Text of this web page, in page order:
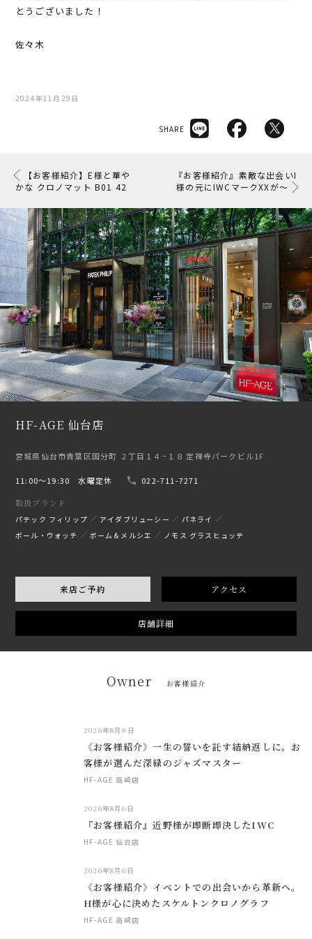
とうございました！
佐々木
2024年11月29日
SHARE
【お客様紹介】E様と華や
かな クロノマット B01 42
『お客様紹介』素敵な出会いI
様の元にIWCマークXXが～
HF-AGE 仙台店
宮城県仙台市青葉区国分町 ２丁目１４−１８ 定禅寺パークビル1F
11:00〜19:30 水曜定休
022-711-7271
取扱ブランド
パテック フィリップ アイダブリューシー
パネライ
ボール・ウォッチ
ボーム＆メルシエ ノモス グラスヒュッテ
来店ご予約 アクセス
店舗詳細
Owner お客様紹介
2026年8月9日
《お客様紹介》一生の誓いを託す結納返しに。お
客様が選んだ深緑のジャズマスター
HF-AGE 高崎店
2026年8月6日
『お客様紹介』近野様が即断即決したIWC
HF-AGE 仙台店
2026年8月6日
《お客様紹介》イベントでの出会いから革新へ。
H様が心に決めたスケルトンクロノグラフ
HF-AGE 高崎店